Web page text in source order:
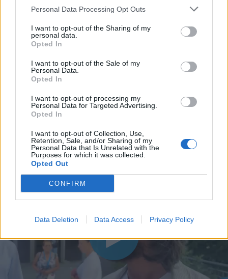
Personal Data Processing Opt Outs
I want to opt-out of the Sharing of my
personal data.
Opted In
I want to opt-out of the Sale of my
Personal Data.
Opted In
I want to opt-out of processing my
Personal Data for Targeted Advertising.
Opted In
I want to opt-out of Collection, Use,
Retention, Sale, and/or Sharing of my
Personal Data that Is Unrelated with the
Purposes for which it was collected.
Opted Out
CONFIRM
Data Deletion Data Access Privacy Policy